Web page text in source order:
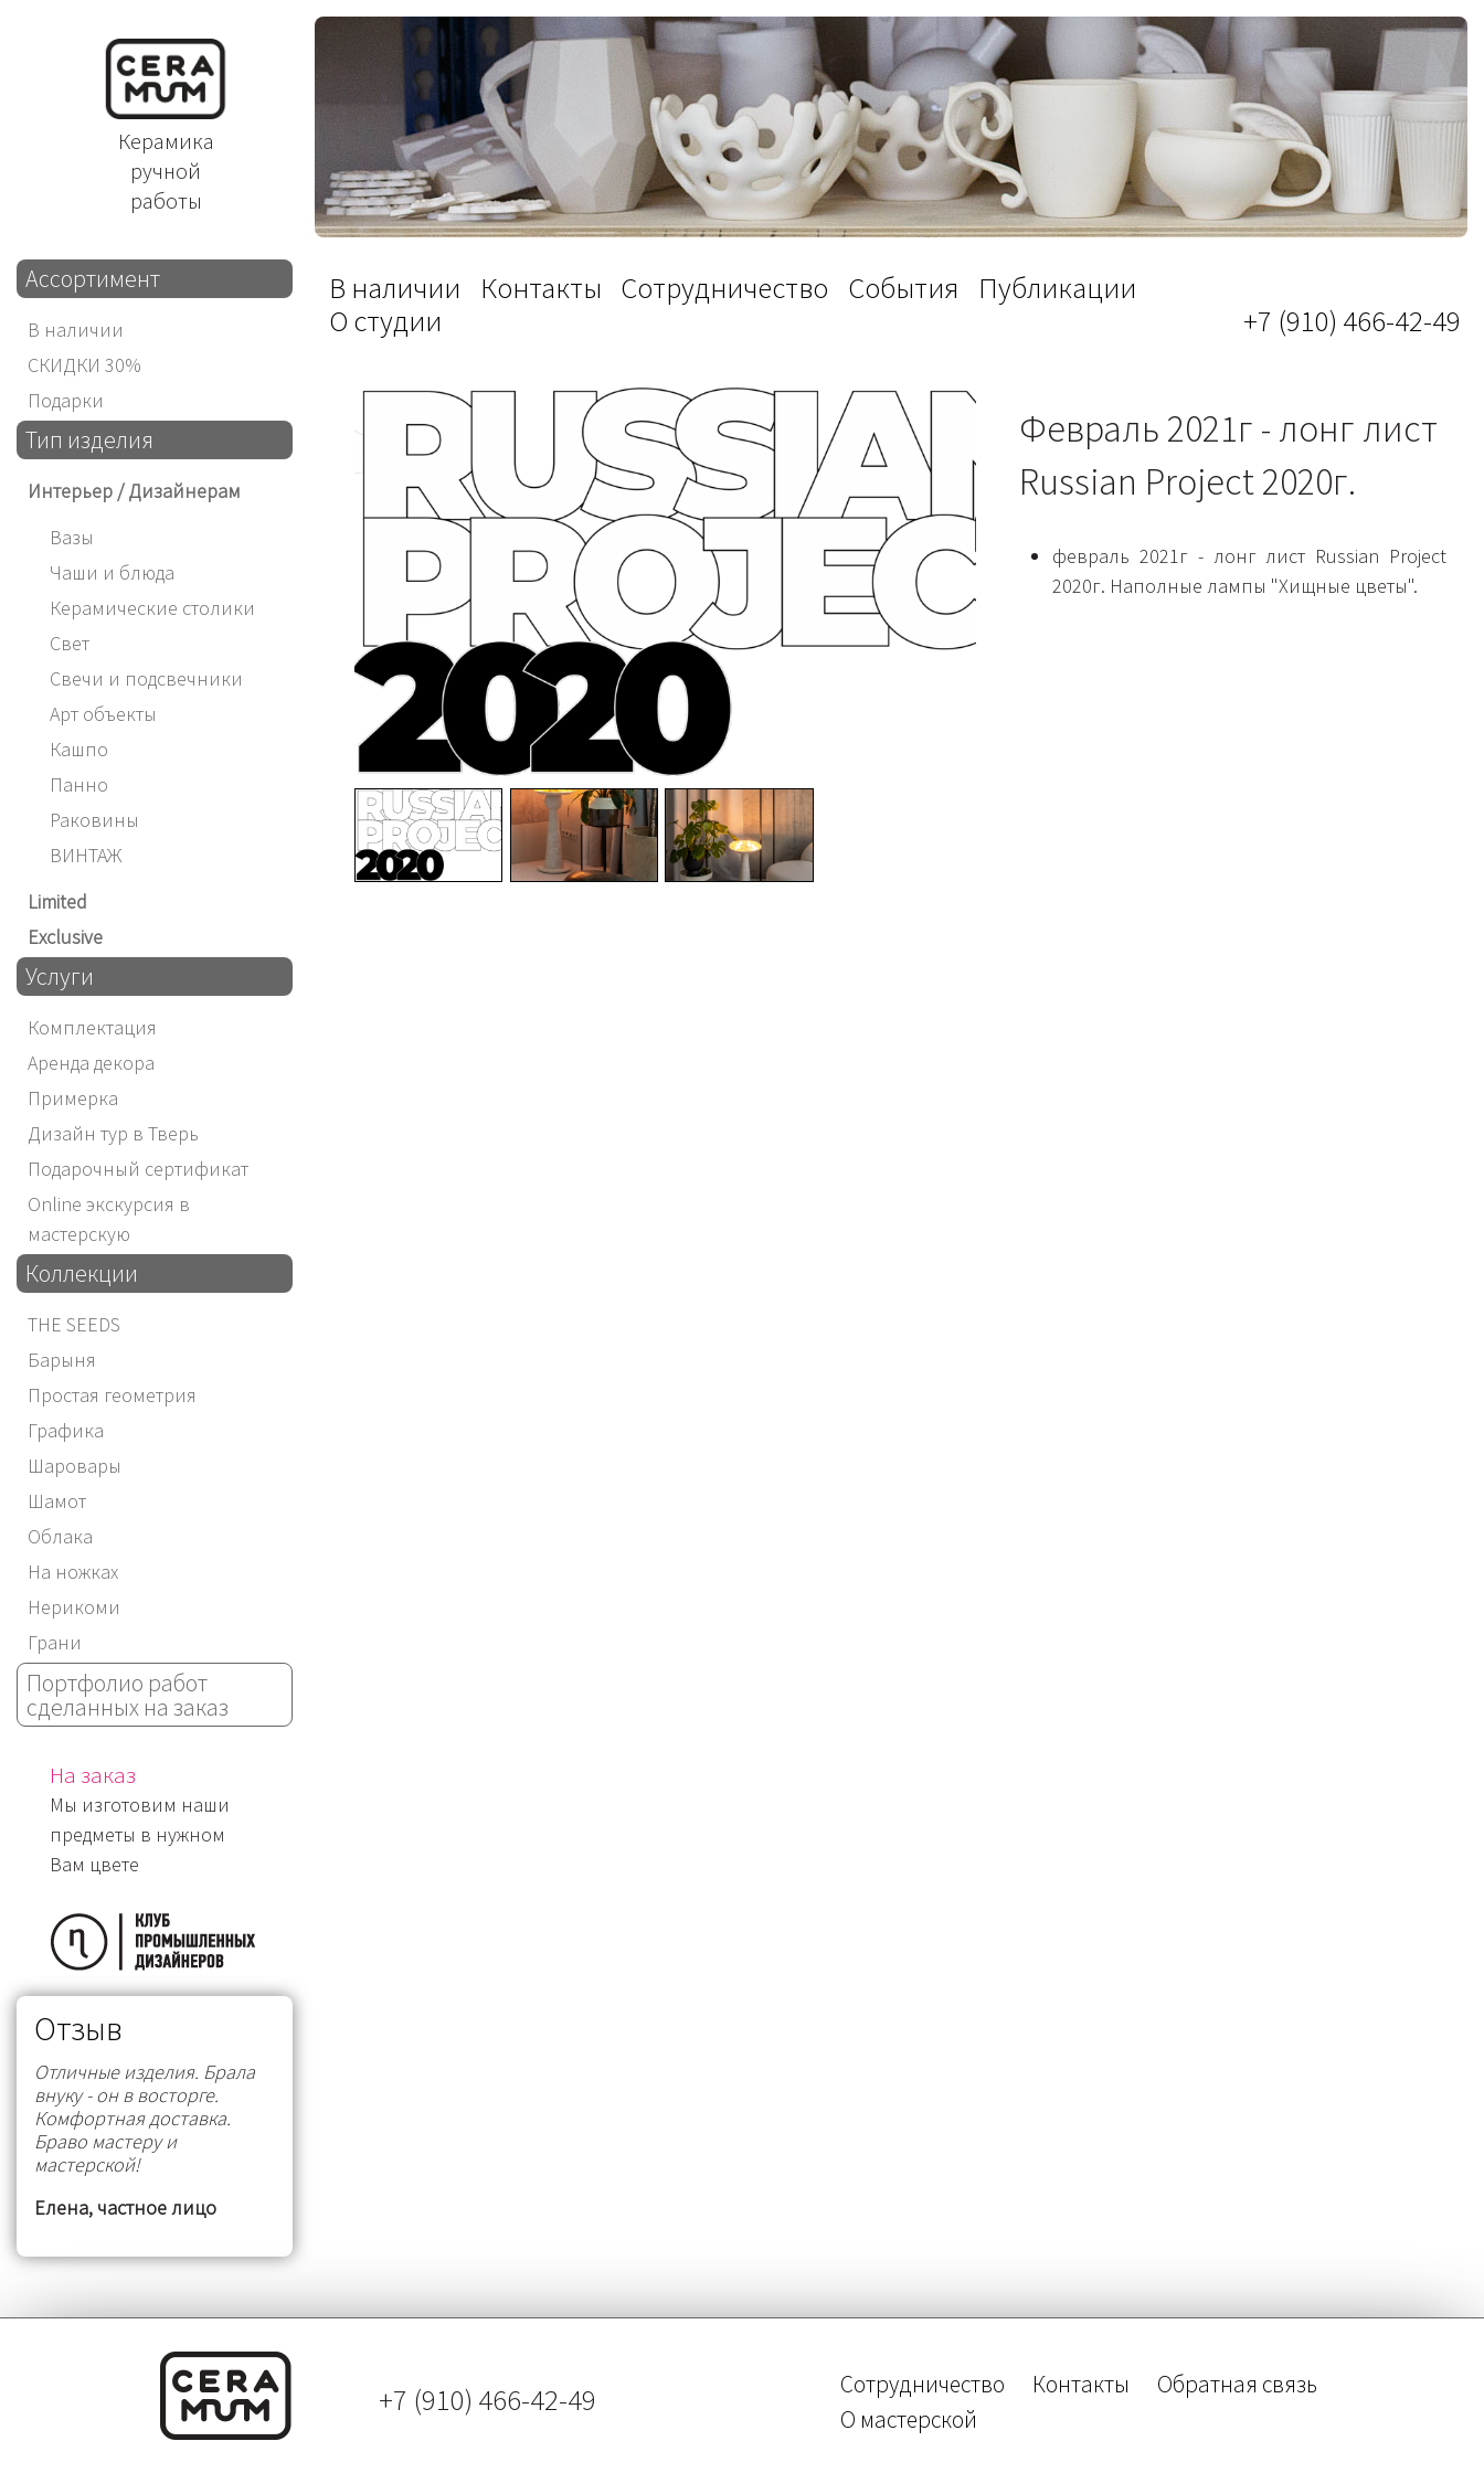
Керамика
ручной
работы
Ассортимент
В наличии
СКИДКИ 30%
Подарки
Тип изделия
Интерьер / Дизайнерам
Вазы
Чаши и блюда
Керамические столики
Свет
Свечи и подсвечники
Арт объекты
Кашпо
Панно
Раковины
ВИНТАЖ
Limited
Exclusive
Услуги
Комплектация
Аренда декора
Примерка
Дизайн тур в Тверь
Подарочный сертификат
Online экскурсия в
мастерскую
Коллекции
THE SEEDS
Барыня
Простая геометрия
Графика
Шаровары
Шамот
Облака
На ножках
Нерикоми
Грани
Портфолио работ
сделанных на заказ
На заказ
Мы изготовим наши
предметы в нужном
Вам цвете
Отзыв
Отличные изделия. Брала
внуку - он в восторге.
Комфортная доставка.
Браво мастеру и
мастерской!
Елена, частное лицо
В наличии Контакты Сотрудничество События
Публикации
О студии
+7 (910) 466-42-49
Февраль 2021г - лонг лист
Russian Project 2020г.
февраль 2021г - лонг лист Russian Project
2020г. Наполные лампы "Хищные цветы".
+7 (910) 466-42-49 Сотрудничество Контакты
Обратная связь
О мастерской